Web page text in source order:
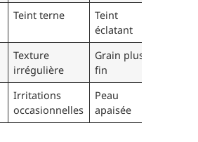
Teint terne
Teint
éclatant
Texture
irrégulière
Grain plus
fin
Irritations
occasionnelles
Peau
apaisée